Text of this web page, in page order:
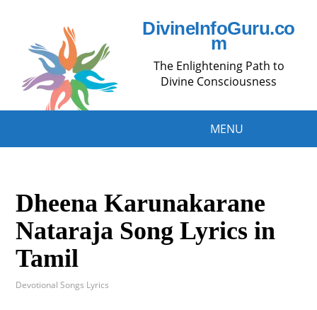
DivineInfoGuru.co
m
The Enlightening Path to
Divine Consciousness
MENU
Dheena Karunakarane
Nataraja Song Lyrics in
Tamil
Devotional Songs Lyrics